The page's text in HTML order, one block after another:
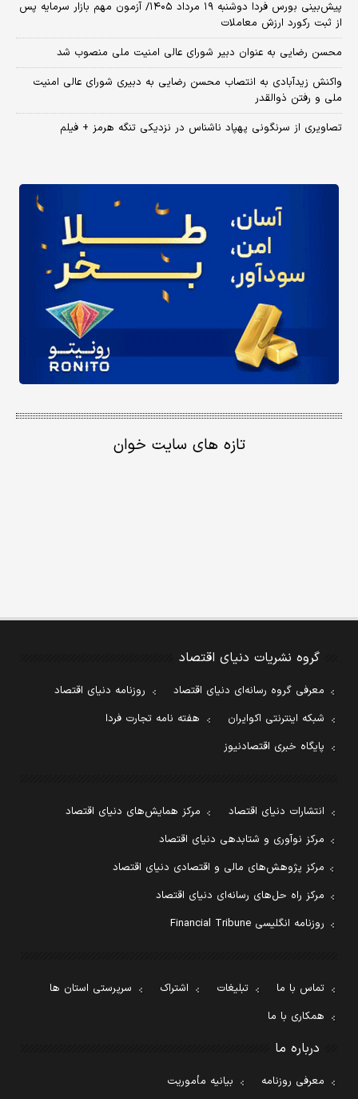
​پیش‌بینی بورس فردا دوشنبه ۱۹ مرداد ۱۴۰۵/ آزمون مهم بازار سرمایه پس
از ثبت رکورد ارزش معاملات
محسن رضایی به عنوان دبیر شورای عالی امنیت ملی منصوب شد
واکنش زیدآبادی به انتصاب محسن رضایی به دبیری شورای عالی امنیت
ملی و رفتن ذوالقدر
تصاویری از سرنگونی پهپاد ناشناس در نزدیکی تنگه هرمز + فیلم
تازه های سایت خوان
گروه نشریات دنیای اقتصاد
معرفی گروه رسانه‌ای دنیای اقتصاد
روزنامه دنیای اقتصاد
شبکه اینترنتی اکوایران
هفته نامه تجارت فردا
پایگاه خبری اقتصادنیوز
انتشارات دنیای اقتصاد
مرکز همایش‌های دنیای اقتصاد
مرکز نوآوری و شتابدهی دنیای اقتصاد
مرکز پژوهش‌های مالی و اقتصادی دنیای اقتصاد
مرکز راه حل‌های رسانه‌ای دنیای اقتصاد
روزنامه انگلیسی Financial Tribune
تماس با ما تبلیغات اشتراک
سرپرستی استان ها
همکاری با ما
درباره ما
معرفی روزنامه بیانیه مأموریت